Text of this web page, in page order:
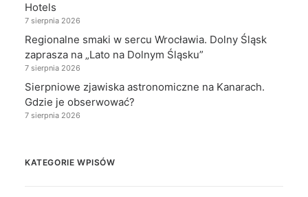
Hotels
7 sierpnia 2026
Regionalne smaki w sercu Wrocławia. Dolny Śląsk
zaprasza na „Lato na Dolnym Śląsku”
7 sierpnia 2026
Sierpniowe zjawiska astronomiczne na Kanarach.
Gdzie je obserwować?
7 sierpnia 2026
KATEGORIE WPISÓW